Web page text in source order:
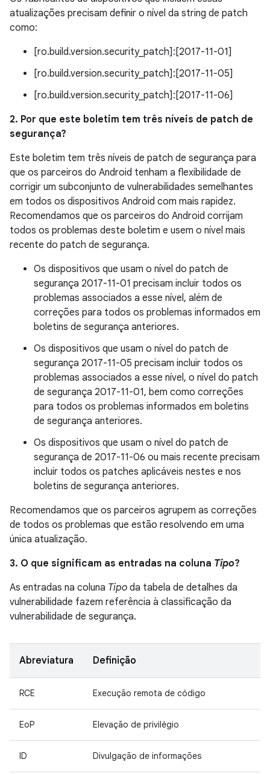
atualizações precisam definir o nível da string de patch
como:
[ro.build.version.security_patch]:[2017-11-01]
[ro.build.version.security_patch]:[2017-11-05]
[ro.build.version.security_patch]:[2017-11-06]
2. Por que este boletim tem três níveis de patch de
segurança?
Este boletim tem três níveis de patch de segurança para
que os parceiros do Android tenham a flexibilidade de
corrigir um subconjunto de vulnerabilidades semelhantes
em todos os dispositivos Android com mais rapidez.
Recomendamos que os parceiros do Android corrijam
todos os problemas deste boletim e usem o nível mais
recente do patch de segurança.
Os dispositivos que usam o nível do patch de
segurança 2017-11-01 precisam incluir todos os
problemas associados a esse nível, além de
correções para todos os problemas informados em
boletins de segurança anteriores.
Os dispositivos que usam o nível do patch de
segurança 2017-11-05 precisam incluir todos os
problemas associados a esse nível, o nível do patch
de segurança 2017-11-01, bem como correções
para todos os problemas informados em boletins
de segurança anteriores.
Os dispositivos que usam o nível do patch de
segurança de 2017-11-06 ou mais recente precisam
incluir todos os patches aplicáveis nestes e nos
boletins de segurança anteriores.
Recomendamos que os parceiros agrupem as correções
de todos os problemas que estão resolvendo em uma
única atualização.
3. O que significam as entradas na coluna Tipo?
As entradas na coluna Tipo da tabela de detalhes da
vulnerabilidade fazem referência à classificação da
vulnerabilidade de segurança.
Abreviatura Definição
RCE Execução remota de código
EoP Elevação de privilégio
ID Divulgação de informações